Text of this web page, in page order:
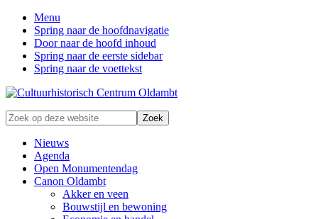
Menu
Spring naar de hoofdnavigatie
Door naar de hoofd inhoud
Spring naar de eerste sidebar
Spring naar de voettekst
Zonder
verleden
geen
toekomst
Zoek
op
deze
website
Nieuws
Agenda
Open Monumentendag
Canon Oldambt
Akker en veen
Bouwstijl en bewoning